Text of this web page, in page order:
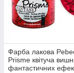
Фарба лакова
Prisme квітуча
фантастичних